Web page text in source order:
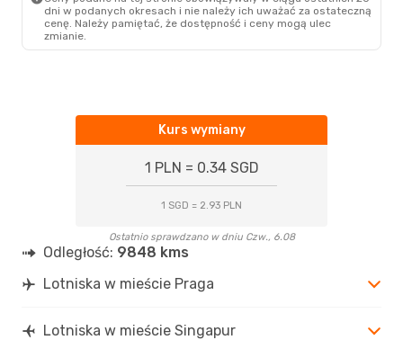
dni w podanych okresach i nie należy ich uważać za ostateczną
cenę. Należy pamiętać, że dostępność i ceny mogą ulec
zmianie.
Kurs wymiany
1 PLN = 0.34 SGD
1 SGD = 2.93 PLN
Ostatnio sprawdzano w dniu Czw., 6.08
Odległość: 9848 kms
Lotniska w mieście Praga
Lotniska w mieście Singapur